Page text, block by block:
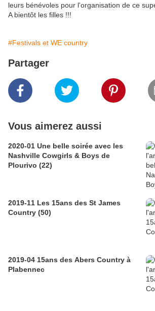
leurs bénévoles pour l'organisation de ce
A bientôt les filles !!!
#Festivals et WE country
Partager
Vous aimerez aussi
2020-01 Une belle soirée avec les
Nashville Cowgirls & Boys de
Plourivo (22)
2019-11 Les 15ans des St James
Country (50)
2019-04 15ans des Abers Country à
Plabennec